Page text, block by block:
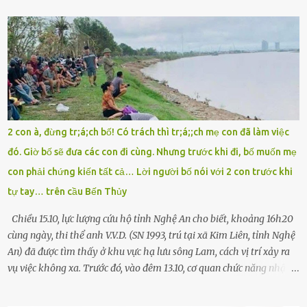
sực nhớ – điện thoại đang sạc, sáng nay quên mang theo! Giữa con
đường thưa thớt người qua lại, tôi hoảng loạn vẫy tay xin đi nhờ. –
Chú ơi, cháu đi thi, xe hỏng rồi! Làm ơn cho cháu đi nhờ với! – Cô ơi,
giúp cháu với, cháu không có điện thoại… Người thì lắc đầu. Người
thì tăng ga tránh xa như né một kẻ lừa đảo. Tôi gào lên giữa đường
như một kẻ mất trí. Vô ích. 6h10. Còn hơn 30 phút nữa. Trong đầu
tôi chỉ có một lựa chọn duy nhất: chạy. Tôi quăng xe vào vệ đường,
rút tờ giấy báo dự thi nhét túi áo, đeo ba lô và chạy . Chạy miết.
Chạy không ngừng. Qua ngã...
2 con à, đừng tr;á;ch bố! Có trách thì tr;á;;ch mẹ con đã làm việc
đó. Giờ bố sẽ đưa các con đi cùng. Nhưng trước khi đi, bố muốn mẹ
con phải chứng kiến tất cả… Lời người bố nói với 2 con trước khi
tự tay… trên cầu Bến Thủy
Chiều 15.10, lực lượng cứu hộ tỉnh Nghệ An cho biết, khoảng 16h20
cùng ngày, thi thể anh V.V.D. (SN 1993, trú tại xã Kim Liên, tỉnh Nghệ
An) đã được tìm thấy ở khu vực hạ lưu sông Lam, cách vị trí xảy ra
vụ việc không xa. Trước đó, vào đêm 13.10, cơ quan chức năng nhận